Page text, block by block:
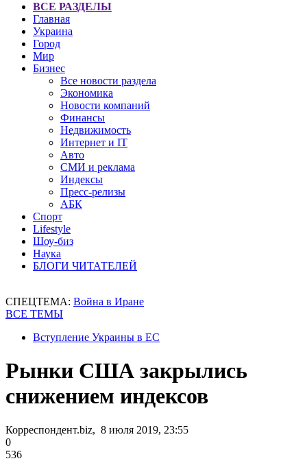
ВСЕ РАЗДЕЛЫ
Главная
Украина
Город
Мир
Бизнес
Все новости раздела
Экономика
Новости компаний
Финансы
Недвижимость
Интернет и IT
Авто
СМИ и реклама
Индексы
Пресс-релизы
АБК
Спорт
Lifestyle
Шоу-биз
Наука
БЛОГИ ЧИТАТЕЛЕЙ
СПЕЦТЕМА: Война в Иране
ВСЕ ТЕМЫ
Вступление Украины в ЕС
Рынки США закрылись
снижением индексов
Корреспондент.biz, 8 июля 2019, 23:55
0
536